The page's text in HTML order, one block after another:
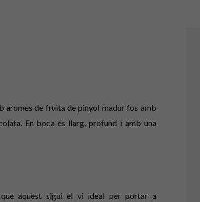
aromes de fruita de pinyol madur fos amb
En boca és llarg, profund i amb una
aquest sigui el vi ideal per portar a